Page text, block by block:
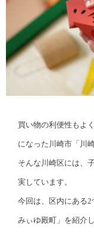
買い物の利便性もよ
になった川崎市「川崎
そんな川崎区には、
実しています。
今回は、区内にある
みぃゆ殿町」を紹介し